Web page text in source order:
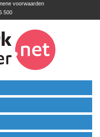
voorwaarden
500